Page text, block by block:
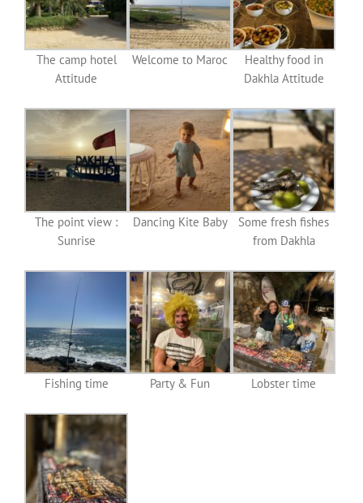
The camp hotel
Attitude
Welcome to Maroc
Healthy food in
Dakhla Attitude
The point view :
Sunrise
Dancing Kite Baby
Some fresh fishes
from Dakhla
Fishing time Party & Fun Lobster time